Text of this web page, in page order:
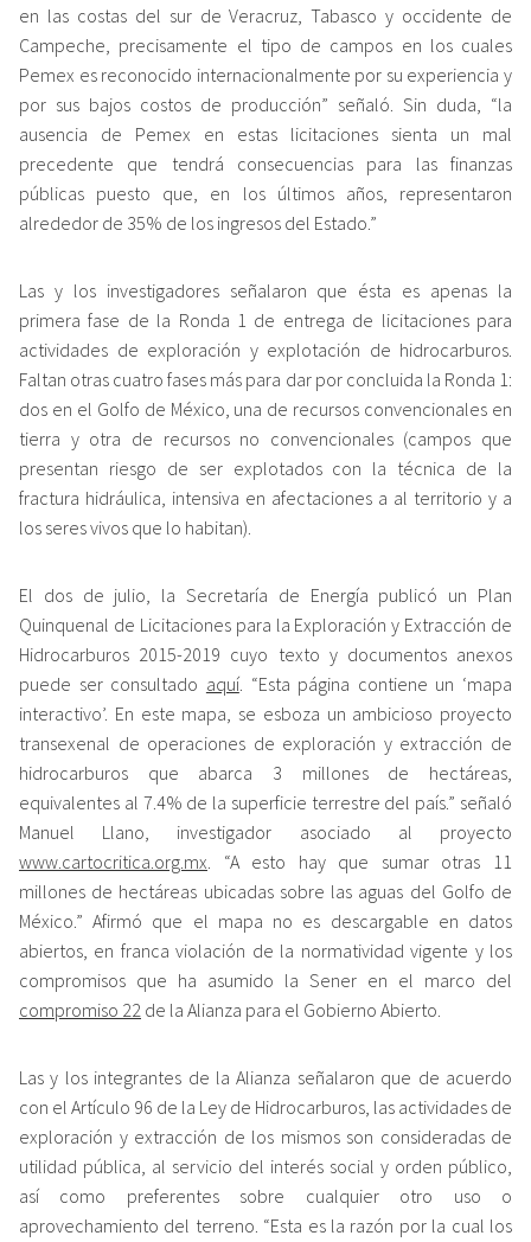
en las costas del sur de Veracruz, Tabasco y occidente de
Campeche, precisamente el tipo de campos en los cuales
Pemex es reconocido internacionalmente por su experiencia y
por sus bajos costos de producción” señaló. Sin duda, “la
ausencia de Pemex en estas licitaciones sienta un mal
precedente que tendrá consecuencias para las finanzas
públicas puesto que, en los últimos años, representaron
alrededor de 35% de los ingresos del Estado.”
Las y los investigadores señalaron que ésta es apenas la
primera fase de la Ronda 1 de entrega de licitaciones para
actividades de exploración y explotación de hidrocarburos.
Faltan otras cuatro fases más para dar por concluida la Ronda 1:
dos en el Golfo de México, una de recursos convencionales en
tierra y otra de recursos no convencionales (campos que
presentan riesgo de ser explotados con la técnica de la
fractura hidráulica, intensiva en afectaciones a al territorio y a
los seres vivos que lo habitan).
El dos de julio, la Secretaría de Energía publicó un Plan
Quinquenal de Licitaciones para la Exploración y Extracción de
Hidrocarburos 2015-2019 cuyo texto y documentos anexos
puede ser consultado aquí. “Esta página contiene un ‘mapa
interactivo’. En este mapa, se esboza un ambicioso proyecto
transexenal de operaciones de exploración y extracción de
hidrocarburos que abarca 3 millones de hectáreas,
equivalentes al 7.4% de la superficie terrestre del país.” señaló
Manuel Llano, investigador asociado al proyecto
www.cartocritica.org.mx. “A esto hay que sumar otras 11
millones de hectáreas ubicadas sobre las aguas del Golfo de
México.” Afirmó que el mapa no es descargable en datos
abiertos, en franca violación de la normatividad vigente y los
compromisos que ha asumido la Sener en el marco del
compromiso 22 de la Alianza para el Gobierno Abierto.
Las y los integrantes de la Alianza señalaron que de acuerdo
con el Artículo 96 de la Ley de Hidrocarburos, las actividades de
exploración y extracción de los mismos son consideradas de
utilidad pública, al servicio del interés social y orden público,
así como preferentes sobre cualquier otro uso o
aprovechamiento del terreno. “Esta es la razón por la cual los